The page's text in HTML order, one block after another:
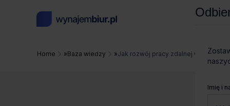
Home »Baza wiedzy »Jak rozwój pracy zdalnej wpływa
Imię i